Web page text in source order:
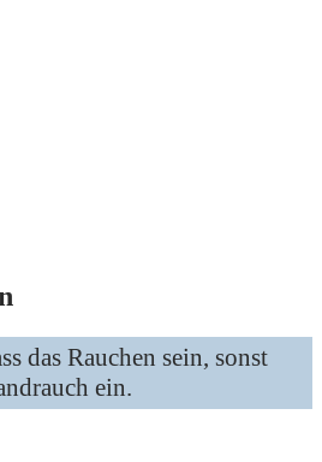
das Rauchen sein, sonst
ein.